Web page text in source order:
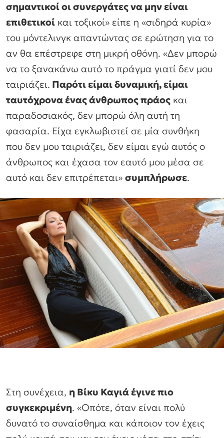
σημαντικοί οι συνεργάτες να μην είναι
επιθετικοί και τοξικοί» είπε η «σιδηρά κυρία»
του μόντελινγκ απαντώντας σε ερώτηση για το
αν θα επέστρεφε στη μικρή οθόνη. «Δεν μπορώ
να το ξανακάνω αυτό το πράγμα γιατί δεν μου
ταιριάζει. Παρότι είμαι δυναμική, είμαι
ταυτόχρονα ένας άνθρωπος πράος και
παραδοσιακός, δεν μπορώ όλη αυτή τη
φασαρία. Είχα εγκλωβιστεί σε μία συνθήκη
που δεν μου ταιριάζει, δεν είμαι εγώ αυτός ο
άνθρωπος και έχασα τον εαυτό μου μέσα σε
αυτό και δεν επιτρέπεται» συμπλήρωσε.
Στη συνέχεια, η Βίκυ Καγιά έγινε πιο
συγκεκριμένη. «Οπότε, όταν είναι πολύ
δυνατό το συναίσθημα και κάποιον τον έχεις